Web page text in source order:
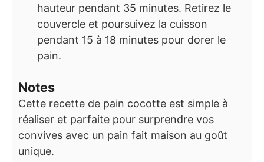
hauteur pendant 35 minutes. Retirez le
couvercle et poursuivez la cuisson
pendant 15 à 18 minutes pour dorer le
pain.
Notes
Cette recette de pain cocotte est simple à
réaliser et parfaite pour surprendre vos
convives avec un pain fait maison au goût
unique.